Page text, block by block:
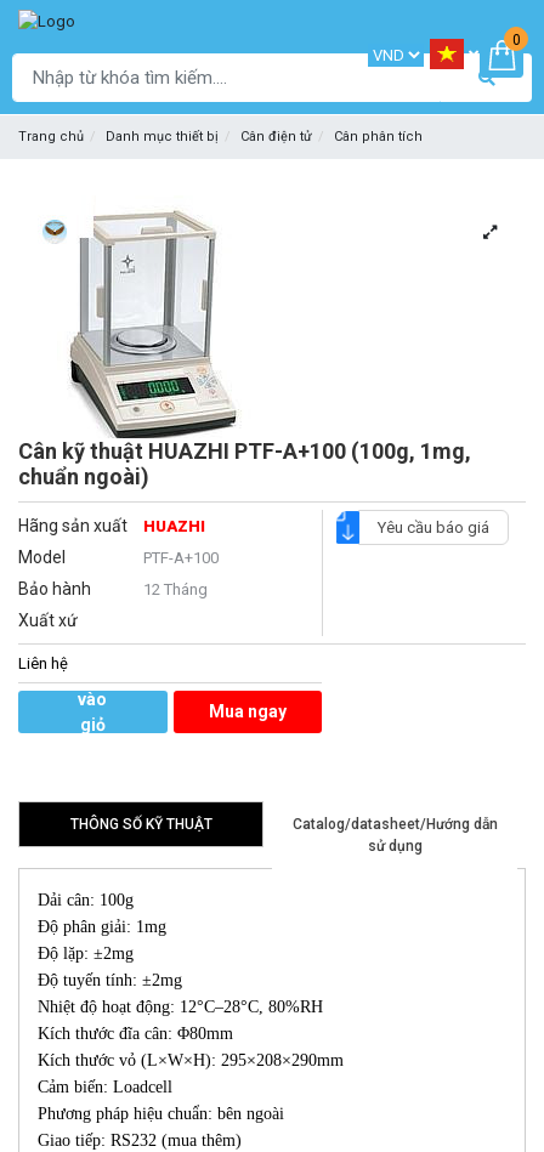
0
Trang chủ Danh mục thiết bị Cân điện tử Cân phân tích
Cân kỹ thuật HUAZHI PTF-A+100 (100g, 1mg,
chuẩn ngoài)
Hãng sản xuất HUAZHI
Model PTF-A+100
Bảo hành 12 Tháng
Xuất xứ
Yêu cầu báo giá
Liên hệ
vào
giỏ
Mua ngay
THÔNG SỐ KỸ THUẬT
Catalog/datasheet/Hướng dẫn
sử dụng
Dải cân: 100g
Độ phân giải: 1mg
Độ lặp: ±2mg
Độ tuyến tính: ±2mg
Nhiệt độ hoạt động: 12°C–28°C, 80%RH
Kích thước đĩa cân: Φ80mm
Kích thước vỏ (L×W×H): 295×208×290mm
Cảm biến: Loadcell
Phương pháp hiệu chuẩn: bên ngoài
Giao tiếp: RS232 (mua thêm)